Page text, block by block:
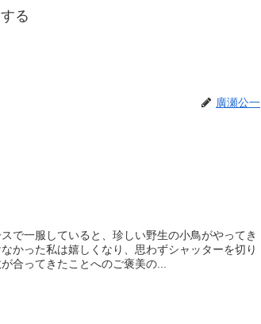
る
廣瀬公一
で一服していると、珍しい野生の小鳥がやってき
かった私は嬉しくなり、思わずシャッターを切り
合ってきたことへのご褒美の...